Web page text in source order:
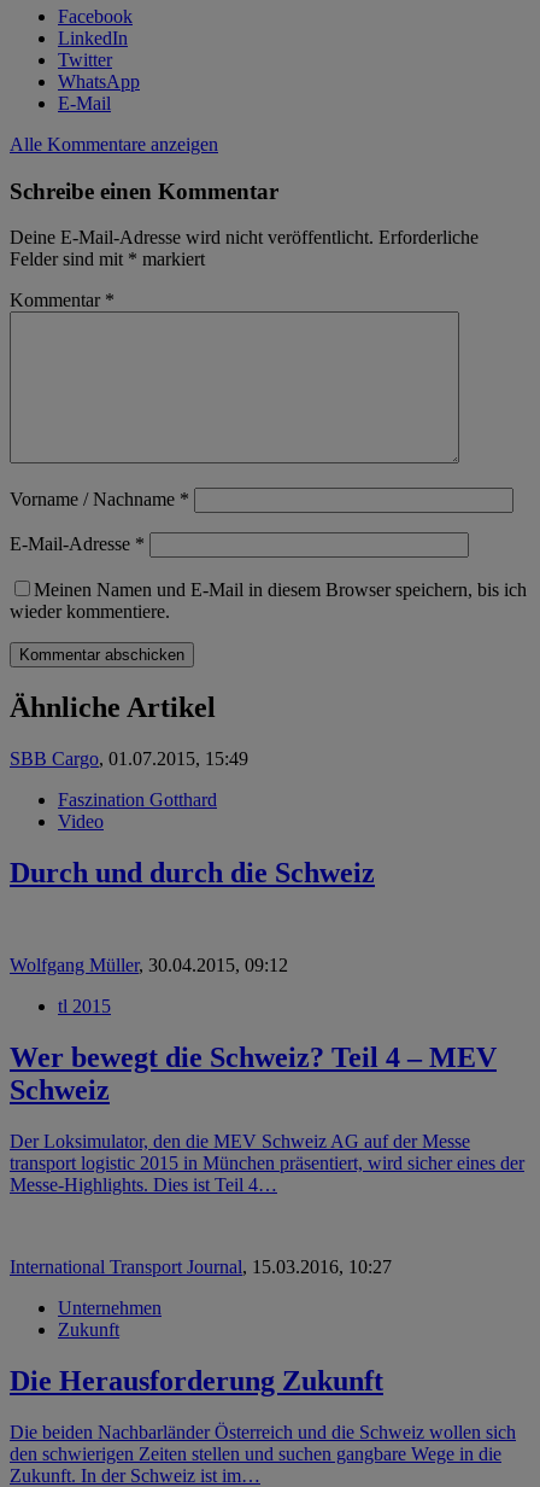
Facebook
LinkedIn
Twitter
WhatsApp
E-Mail
Alle Kommentare anzeigen
Schreibe einen Kommentar
Deine E-Mail-Adresse wird nicht veröffentlicht. Erforderliche
Felder sind mit * markiert
Kommentar *
Vorname / Nachname *
E-Mail-Adresse *
Meinen Namen und E-Mail in diesem Browser speichern, bis ich
wieder kommentiere.
Ähnliche Artikel
SBB Cargo, 01.07.2015, 15:49
Faszination Gotthard
Video
Durch und durch die Schweiz
Wolfgang Müller, 30.04.2015, 09:12
tl 2015
Wer bewegt die Schweiz? Teil 4 – MEV
Schweiz
Der Loksimulator, den die MEV Schweiz AG auf der Messe
transport logistic 2015 in München präsentiert, wird sicher eines der
Messe-Highlights. Dies ist Teil 4…
International Transport Journal, 15.03.2016, 10:27
Unternehmen
Zukunft
Die Herausforderung Zukunft
Die beiden Nachbarländer Österreich und die Schweiz wollen sich
den schwierigen Zeiten stellen und suchen gangbare Wege in die
Zukunft. In der Schweiz ist im…